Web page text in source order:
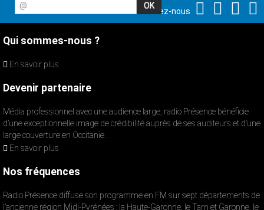
@
Suivez-nous
Qui sommes-nous ?
En savoir plus
Devenir partenaire
Média professionnel avec une audience large, radio Présence bénéficie
d’une exceptionnelle image de crédibilité auprès de ses auditeurs et d’une
large couverture en Occitanie.
En savoir plus
Nos fréquences
Radio Présence diffuse son programme en FM sur sept départements de
l’ancienne région Midi-Pyrénées : la Haute-Garonne, le Tarn et Garonne, le